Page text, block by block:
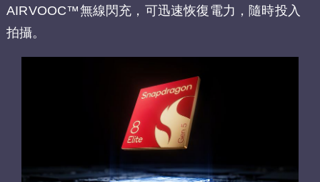
AIRVOOC™無線閃充，可迅速恢復電力，隨時投入
拍攝。